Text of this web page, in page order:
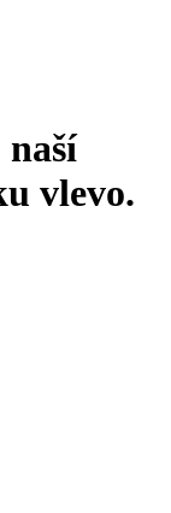
vlevo.